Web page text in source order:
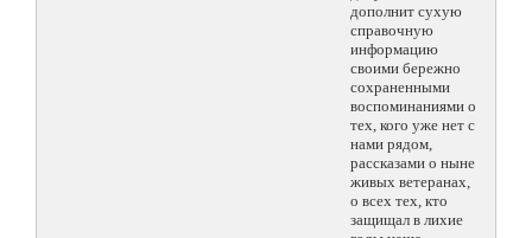
дополнит сухую
справочную
информацию
своими бережно
сохраненными
воспоминаниями о
тех, кого уже нет с
нами рядом,
рассказами о ныне
живых ветеранах,
о всех тех, кто
защищал в лихие